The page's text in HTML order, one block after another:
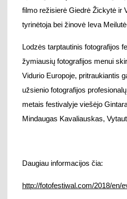
filmo režisierė Giedrė Žickytė ir
tyrinėtoja bei žinovė Ieva
Lodzės tarptautinis fotografijos
žymiausių fotografijos menui
Vidurio Europoje, pritraukiantis
užsienio fotografijos
metais festivalyje viešėjo
Mindaugas Kavaliauskas,
Daugiau informacijos čia:
http://fotofestiwal.com/2018/en/